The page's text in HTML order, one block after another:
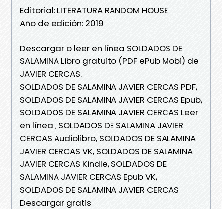
Editorial: LITERATURA RANDOM HOUSE
Año de edición: 2019
Descargar o leer en línea SOLDADOS DE
SALAMINA Libro gratuito (PDF ePub Mobi) de
JAVIER CERCAS.
SOLDADOS DE SALAMINA JAVIER CERCAS PDF,
SOLDADOS DE SALAMINA JAVIER CERCAS Epub,
SOLDADOS DE SALAMINA JAVIER CERCAS Leer
en línea , SOLDADOS DE SALAMINA JAVIER
CERCAS Audiolibro, SOLDADOS DE SALAMINA
JAVIER CERCAS VK, SOLDADOS DE SALAMINA
JAVIER CERCAS Kindle, SOLDADOS DE
SALAMINA JAVIER CERCAS Epub VK,
SOLDADOS DE SALAMINA JAVIER CERCAS
Descargar gratis